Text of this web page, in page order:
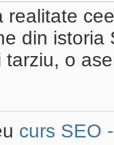
realitate
din
tarziu, o
curs SEO